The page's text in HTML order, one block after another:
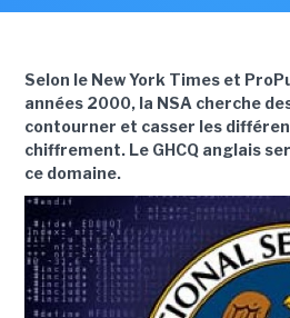
Selon le New York Times et
années 2000, la NSA cherche
contourner et casser les
chiffrement. Le GHCQ anglais
ce domaine.